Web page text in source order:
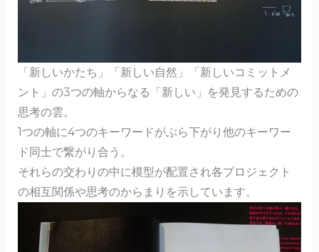
「新しいかたち」「新しい自然」「新しいコミットメ
ント」の3つの軸からなる「新しい」を発見するための
思考の雲。
1つの軸に4つのキーワードがぶら下がり他のキーワー
ド同士で繋がり合う。
それらの交わりの中に模型が配置され各プロジェクト
の相互関係や思考のからまりを示しています。